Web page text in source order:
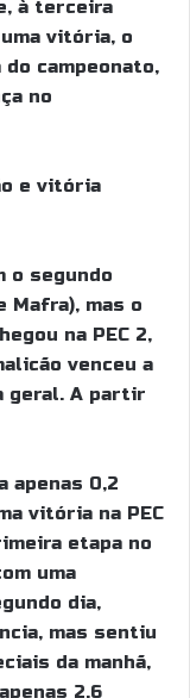
à terceira
vitória, o
campeonato,
no
e vitória
o segundo
Mafra), mas o
na PEC 2,
venceu a
geral. A partir
apenas 0,2
vitória na PEC
etapa no
uma
dia,
mas sentiu
da manhã,
2,6